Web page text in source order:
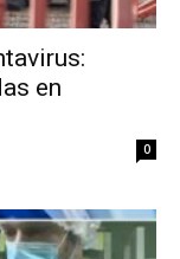
en
0